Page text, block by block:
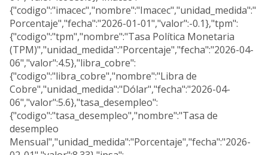
{"codigo":"imacec","nombre":"Imacec","unidad_medida":"
Porcentaje","fecha":"2026-01-01","valor":-0.1},"tpm":
{"codigo":"tpm","nombre":"Tasa Política Monetaria
(TPM)","unidad_medida":"Porcentaje","fecha":"2026-04-
06","valor":4.5},"libra_cobre":
{"codigo":"libra_cobre","nombre":"Libra de
Cobre","unidad_medida":"Dólar","fecha":"2026-04-
06","valor":5.6},"tasa_desempleo":
{"codigo":"tasa_desempleo","nombre":"Tasa de
desempleo
Mensual","unidad_medida":"Porcentaje","fecha":"2026-